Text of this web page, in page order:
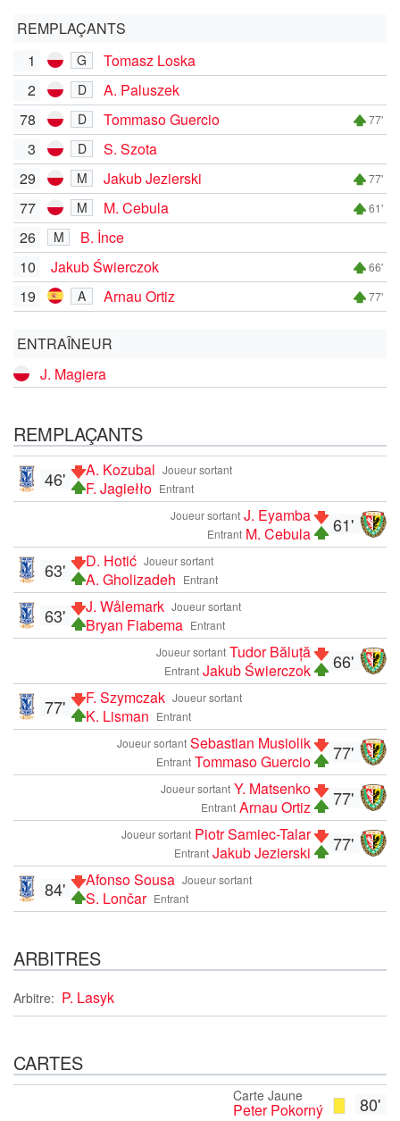
REMPLAÇANTS
1
G
Tomasz Loska
2
D
A. Paluszek
78
D Tommaso Guercio 77'
3 D
S. Szota
29
M Jakub Jezierski 77'
77 M M. Cebula 61'
26 M
B. İnce
10
Jakub Świerczok 66'
19 A Arnau Ortiz 77'
ENTRAÎNEUR
J. Magiera
REMPLAÇANTS
Joueur sortant
A. Kozubal
Entrant
F. Jagiełło
46'
61'
Joueur sortant J. Eyamba
Entrant M. Cebula
Joueur sortant
D. Hotić
Entrant
A. Gholizadeh
63'
Joueur sortant
J. Wålemark
Entrant
Bryan Fiabema
63'
66'
Joueur sortant Tudor Băluță
Entrant Jakub Świerczok
Joueur sortant
F. Szymczak
Entrant
K. Lisman
77'
77'
Joueur sortant Sebastian Musiolik
Entrant Tommaso Guercio
77'
Joueur sortant Y. Matsenko
Entrant Arnau Ortiz
77'
Joueur sortant Piotr Samiec-Talar
Entrant Jakub Jezierski
Joueur sortant
Afonso Sousa
Entrant
S. Lončar
84'
ARBITRES
Arbitre: P. Lasyk
CARTES
80'
Carte Jaune
Peter Pokorný